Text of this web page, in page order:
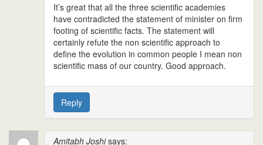
It’s great that all the three scientific academies
have contradicted the statement of minister on firm
footing of scientific facts. The statement will
certainly refute the non scientific approach to
define the evolution in common people I mean non
scientific mass of our country. Good approach.
Reply
Amitabh Joshi says: